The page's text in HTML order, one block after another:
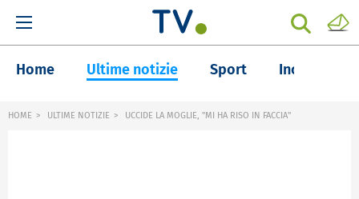
Home Ultime notizie Sport Inchieste
HOME ULTIME NOTIZIE UCCIDE LA MOGLIE, "MI HA RISO IN FACCIA"